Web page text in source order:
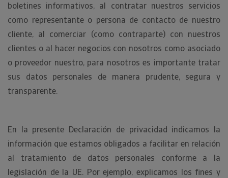
boletines informativos, al contratar nuestros servicios
como representante o persona de contacto de nuestro
cliente, al comerciar (como contraparte) con nuestros
clientes o al hacer negocios con nosotros como asociado
o proveedor nuestro, para nosotros es importante tratar
sus datos personales de manera prudente, segura y
transparente.
En la presente Declaración de privacidad indicamos la
información que estamos obligados a facilitar en relación
al tratamiento de datos personales conforme a la
legislación de la UE. Por ejemplo, explicamos los fines y